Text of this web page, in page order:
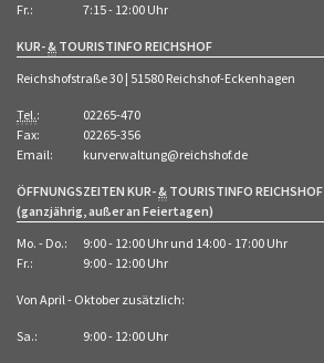
Fr.:
7:15 - 12:00 Uhr
KUR-& TOURISTINFO REICHSHOF
Reichshofstraße 30 | 51580 Reichshof-Eckenhagen
Tel.:
02265-470
Fax:
02265-356
Email:
kurverwaltung@reichshof.de
ÖFFNUNGSZEITEN KUR-& TOURISTINFO REICHSHOF
(ganzjährig, außer an Feiertagen)
Mo. - Do.:
9:00 - 12:00 Uhr und 14:00 - 17:00 Uhr
Fr.:
9:00 - 12:00 Uhr
Von April - Oktober zusätzlich:
Sa.: 9:00 - 12:00 Uhr